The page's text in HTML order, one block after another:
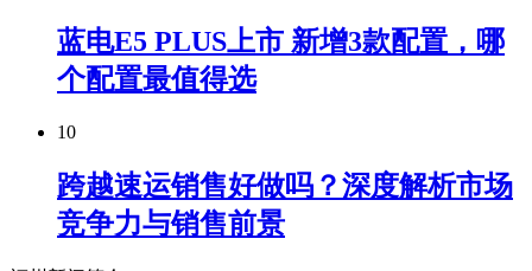
蓝电E5 PLUS上市 新增3款配置，哪
个配置最值得选
10
跨越速运销售好做吗？深度解析市场
竞争力与销售前景